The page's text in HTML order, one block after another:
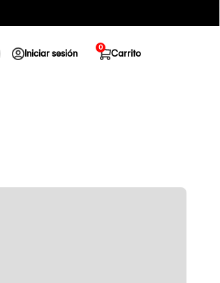
Iniciar sesión Carrito
0